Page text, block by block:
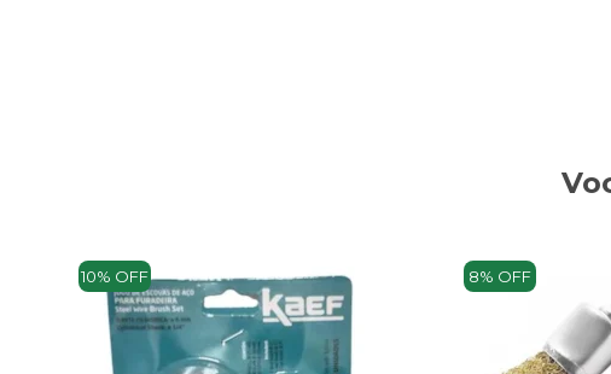
10% OFF 8% OFF